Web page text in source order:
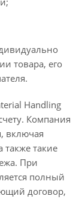
товара, его
Handling
Компания
включая
также такие
При
полный
договор,